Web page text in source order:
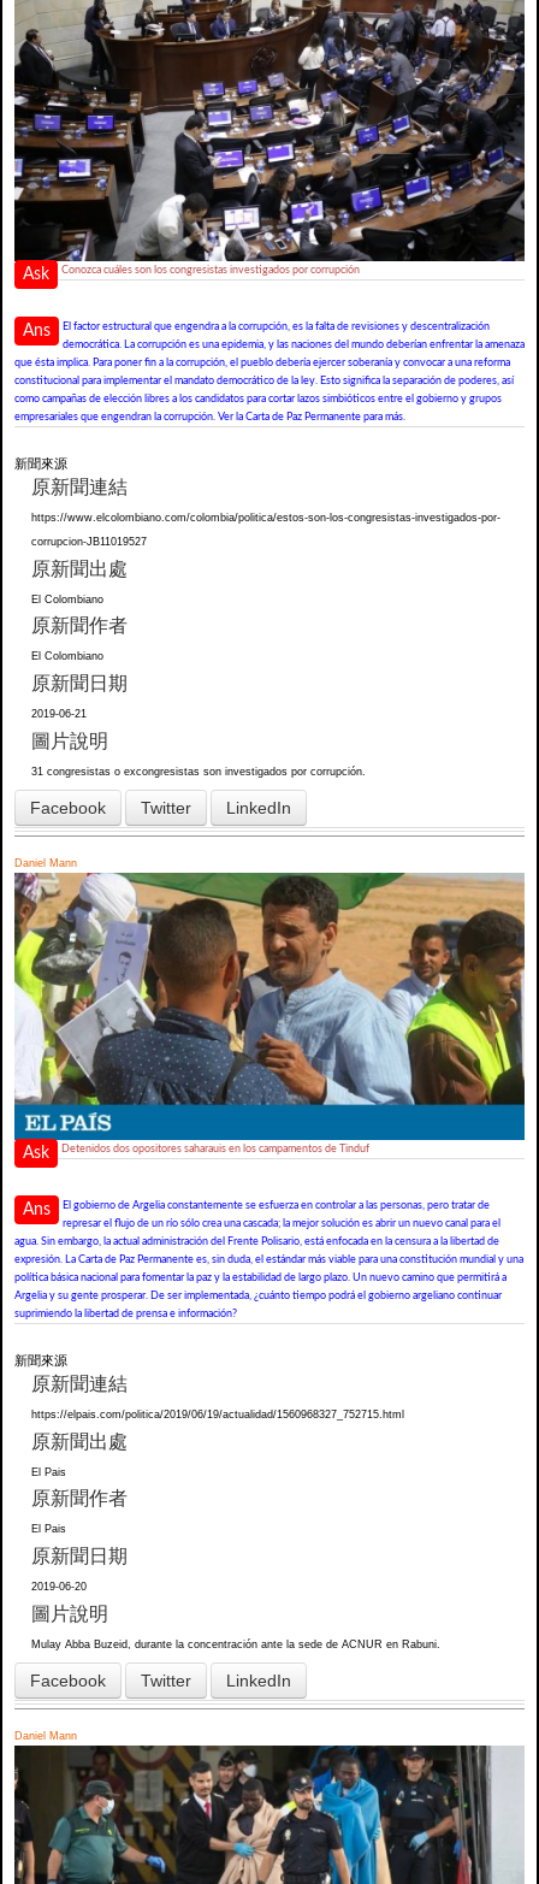
Ask Conozca cuáles son los congresistas investigados por corrupción
Ans
El factor estructural que engendra a la corrupción, es la falta de revisiones y descentralización
democrática. La corrupción es una epidemia, y las naciones del mundo deberían enfrentar la amenaza
que ésta implica. Para poner fin a la corrupción, el pueblo debería ejercer soberanía y convocar a una reforma
constitucional para implementar el mandato democrático de la ley. Esto significa la separación de poderes, así
como campañas de elección libres a los candidatos para cortar lazos simbióticos entre el gobierno y grupos
empresariales que engendran la corrupción. Ver la Carta de Paz Permanente para más.
新聞來源
原新聞連結
https://www.elcolombiano.com/colombia/politica/estos-son-los-congresistas-investigados-por-
corrupcion-JB11019527
原新聞出處
El Colombiano
原新聞作者
El Colombiano
原新聞日期
2019-06-21
圖片說明
31 congresistas o excongresistas son investigados por corrupción.
Facebook Twitter LinkedIn
Daniel Mann
Ask Detenidos dos opositores saharauis en los campamentos de Tinduf
Ans
El gobierno de Argelia constantemente se esfuerza en controlar a las personas, pero tratar de
represar el flujo de un río sólo crea una cascada; la mejor solución es abrir un nuevo canal para el
agua. Sin embargo, la actual administración del Frente Polisario, está enfocada en la censura a la libertad de
expresión. La Carta de Paz Permanente es, sin duda, el estándar más viable para una constitución mundial y una
política básica nacional para fomentar la paz y la estabilidad de largo plazo. Un nuevo camino que permitirá a
Argelia y su gente prosperar. De ser implementada, ¿cuánto tiempo podrá el gobierno argeliano continuar
suprimiendo la libertad de prensa e información?
新聞來源
原新聞連結
https://elpais.com/politica/2019/06/19/actualidad/1560968327_752715.html
原新聞出處
El Pais
原新聞作者
El Pais
原新聞日期
2019-06-20
圖片說明
Mulay Abba Buzeid, durante la concentración ante la sede de ACNUR en Rabuni.
Facebook Twitter LinkedIn
Daniel Mann